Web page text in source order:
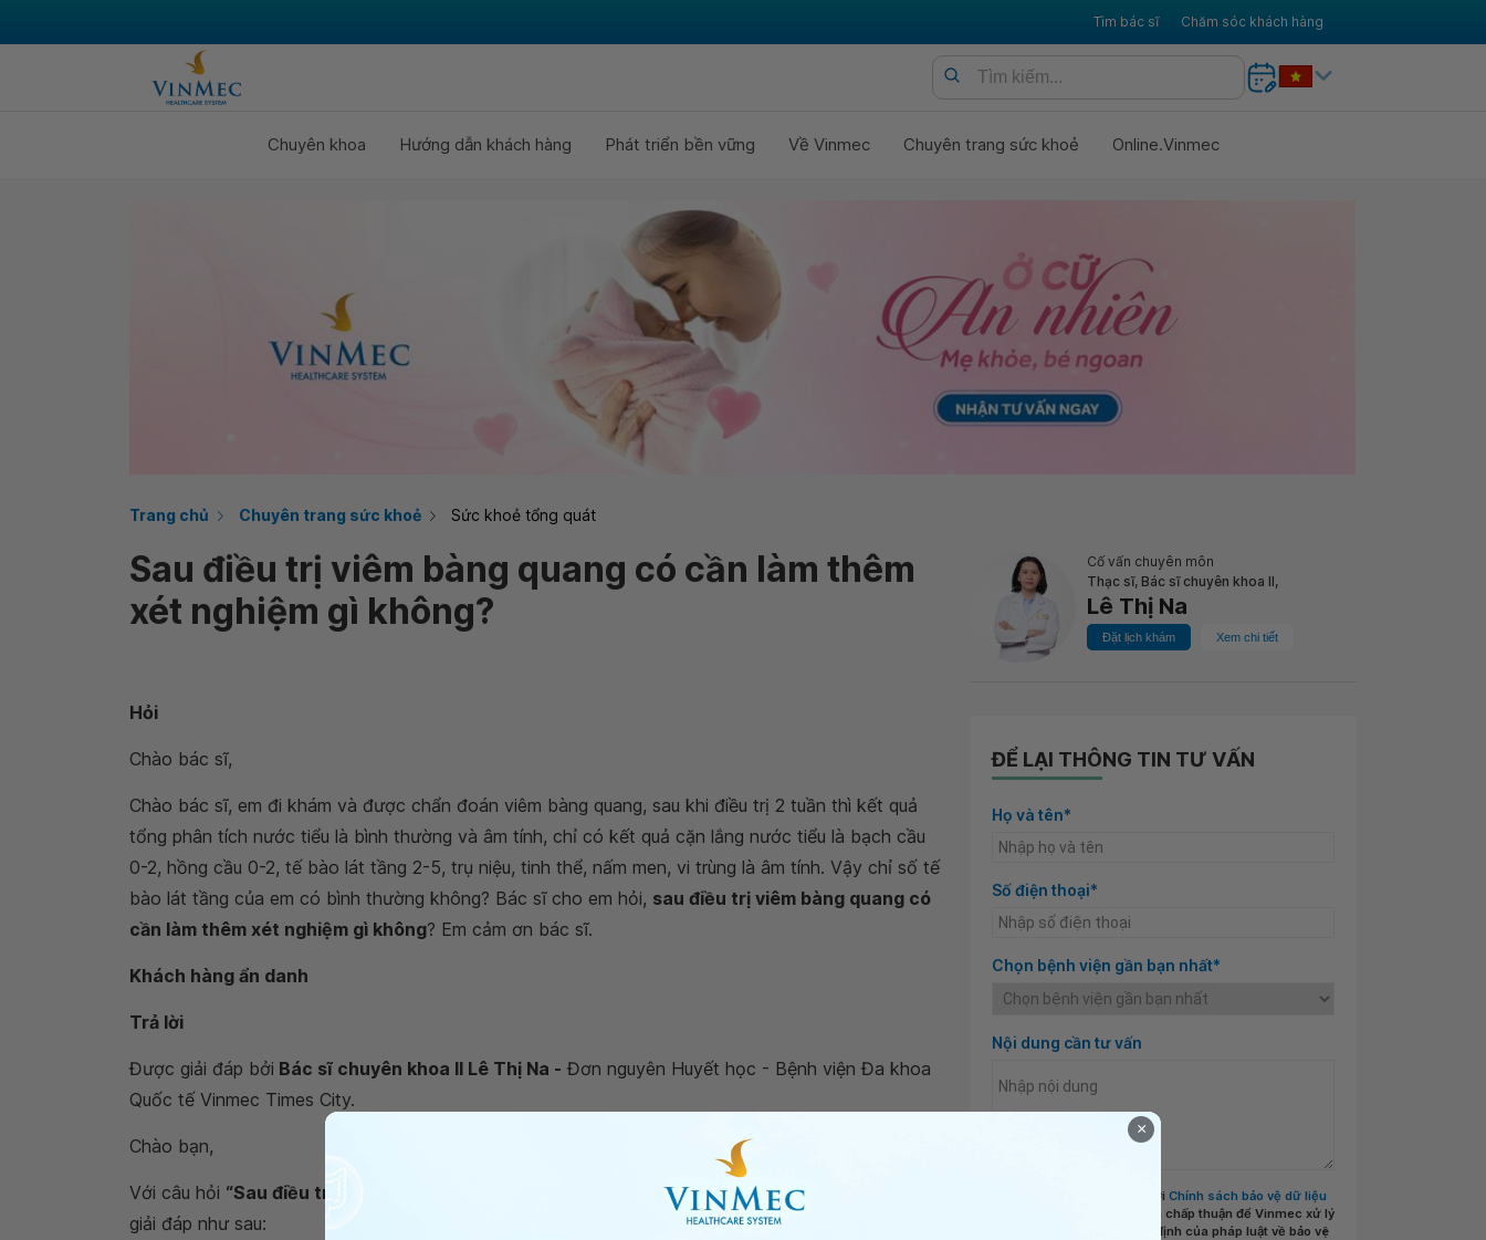
Tìm bác sĩ Chăm sóc khách hàng
Chuyên khoa Hướng dẫn khách hàng Phát triển bền vững Về Vinmec Chuyên trang sức khoẻ Online.Vinmec
Trang chủ Chuyên trang sức khoẻ Sức khoẻ tổng quát
Sau điều trị viêm bàng quang có cần làm thêm
xét nghiệm gì không?
Cố vấn chuyên môn
Thạc sĩ, Bác sĩ chuyên khoa II,
Lê Thị Na
Đặt lịch khám Xem chi tiết
Hỏi
Chào bác sĩ,
Chào bác sĩ, em đi khám và được chẩn đoán viêm bàng quang, sau khi điều trị 2 tuần thì kết quả
tổng phân tích nước tiểu là bình thường và âm tính, chỉ có kết quả cặn lắng nước tiểu là bạch cầu
0-2, hồng cầu 0-2, tế bào lát tầng 2-5, trụ niệu, tinh thể, nấm men, vi trùng là âm tính. Vậy chỉ số tế
bào lát tầng của em có bình thường không? Bác sĩ cho em hỏi, sau điều trị viêm bàng quang có
cần làm thêm xét nghiệm gì không? Em cảm ơn bác sĩ.
Khách hàng ẩn danh
Trả lời
Được giải đáp bởi Bác sĩ chuyên khoa II Lê Thị Na - Đơn nguyên Huyết học - Bệnh viện Đa khoa
Quốc tế Vinmec Times City.
Chào bạn,
Với câu hỏi “Sau điều trị viêm bàng quang có cần làm thêm xét nghiệm gì không?”,
giải đáp như sau:
ĐỂ LẠI THÔNG TIN TƯ VẤN
Họ và tên*
Số điện thoại*
Chọn bệnh viện gần bạn nhất*
Nội dung cần tư vấn
Tôi đã đọc và đồng ý với Chính sách bảo vệ dữ liệu
và chấp thuận để Vinmec xử lý
DLCN của tôi theo quy định của pháp luật về bảo vệ
×